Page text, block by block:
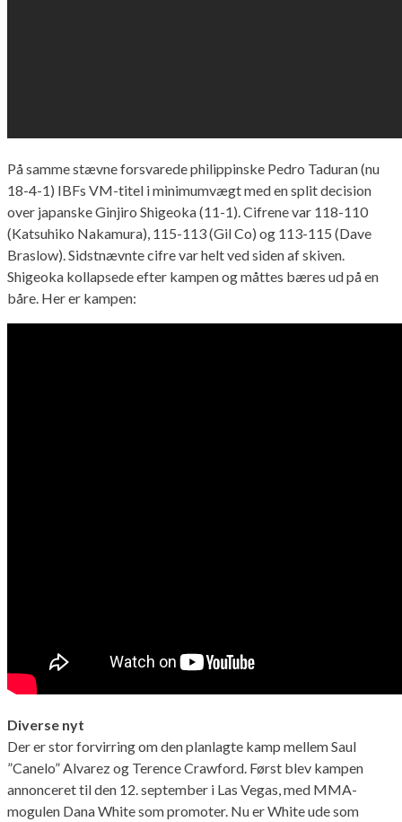
På samme stævne forsvarede philippinske Pedro Taduran (nu
18-4-1) IBFs VM-titel i minimumvægt med en split decision
over japanske Ginjiro Shigeoka (11-1). Cifrene var 118-110
(Katsuhiko Nakamura), 115-113 (Gil Co) og 113-115 (Dave
Braslow). Sidstnævnte cifre var helt ved siden af skiven.
Shigeoka kollapsede efter kampen og måttes bæres ud på en
båre. Her er kampen:
Diverse nyt
Der er stor forvirring om den planlagte kamp mellem Saul
”Canelo” Alvarez og Terence Crawford. Først blev kampen
annonceret til den 12. september i Las Vegas, med MMA-
mogulen Dana White som promoter. Nu er White ude som